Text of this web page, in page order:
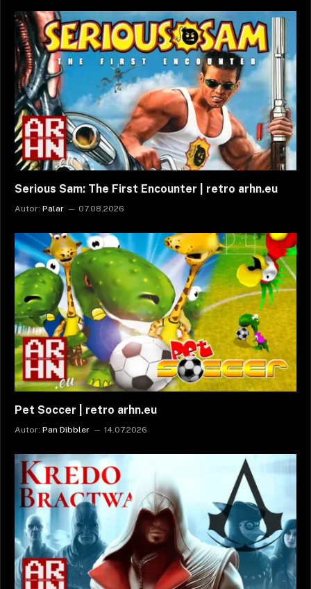
Serious Sam: The First Encounter | retro arhn.eu
Autor: Palar 07.08.2026
Pet Soccer | retro arhn.eu
Autor: Pan Dibbler 14.07.2026